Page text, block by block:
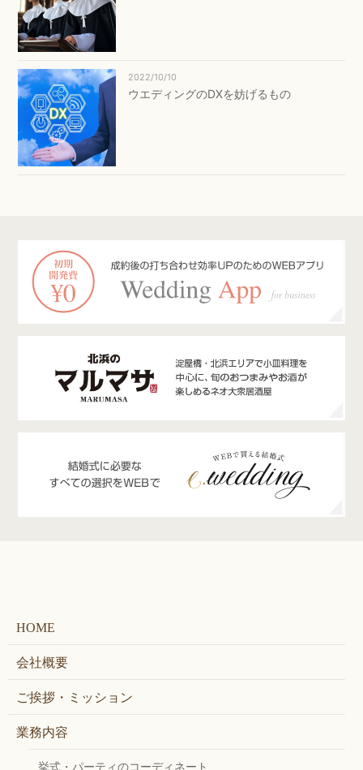
2022/10/10
ウエディングのDXを妨げるもの
HOME
会社概要
ご挨拶・ミッション
業務内容
挙式・パーティのコーディネート